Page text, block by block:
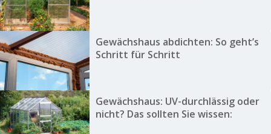
Gewächshaus abdichten: So geht’s
Schritt für Schritt
Gewächshaus: UV-durchlässig oder
nicht? Das sollten Sie wissen: